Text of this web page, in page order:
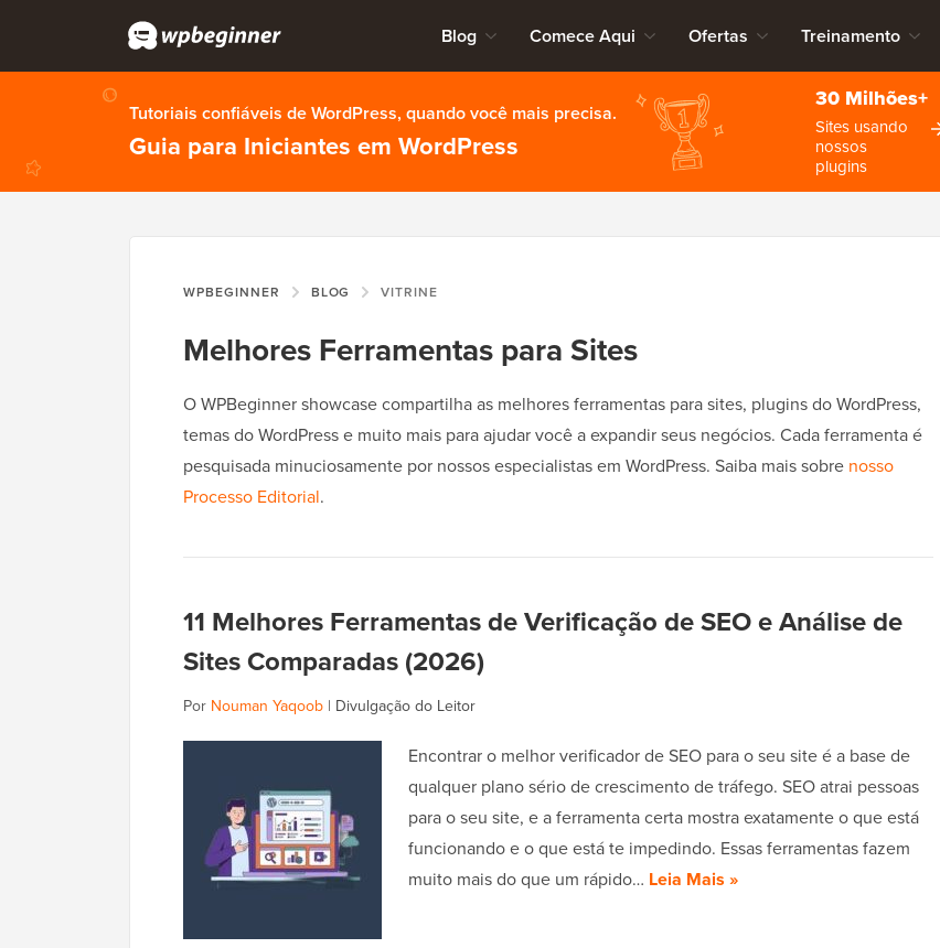
Blog Comece Aqui Ofertas Treinamento
Tutoriais confiáveis de WordPress, quando você mais precisa.
Guia para Iniciantes em WordPress
30 Milhões+
Sites usando
nossos
plugins
WPBEGINNER BLOG VITRINE
Melhores Ferramentas para Sites
O WPBeginner showcase compartilha as melhores ferramentas para sites, plugins do WordPress,
temas do WordPress e muito mais para ajudar você a expandir seus negócios. Cada ferramenta é
pesquisada minuciosamente por nossos especialistas em WordPress. Saiba mais sobre nosso
Processo Editorial.
11 Melhores Ferramentas de Verificação de SEO e Análise de
Sites Comparadas (2026)
Por Nouman Yaqoob | Divulgação do Leitor
Encontrar o melhor verificador de SEO para o seu site é a base de
qualquer plano sério de crescimento de tráfego. SEO atrai pessoas
para o seu site, e a ferramenta certa mostra exatamente o que está
funcionando e o que está te impedindo. Essas ferramentas fazem
muito mais do que um rápido… Leia Mais »